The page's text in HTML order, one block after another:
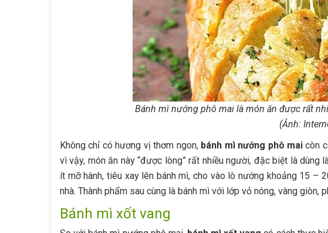
Bánh mì nướng phô mai là món ăn được rất
(Ảnh:
Không chỉ có hương vị thơm ngon, bánh mì nướng phô mai còn
vì vậy, món ăn này “được lòng” rất nhiều người, đặc biệt là dùng
ít mỡ hành, tiêu xay lên bánh mì, cho vào lò nướng khoảng 15
nhà. Thành phẩm sau cùng là bánh mì với lớp vỏ nóng, vàng giòn,
Bánh mì xốt vang